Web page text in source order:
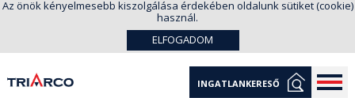
Az önök kényelmesebb kiszolgálása érdekében oldalunk sütiket (cookie)
használ.
ELFOGADOM
INGATLANKERESŐ